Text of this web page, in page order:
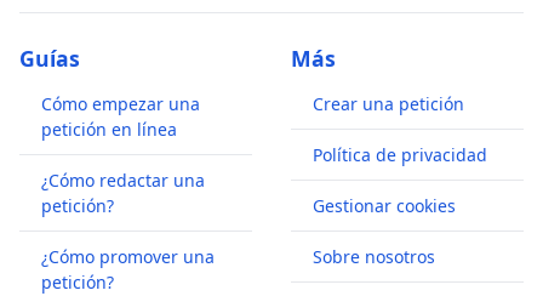
Guías
Cómo empezar una
petición en línea
¿Cómo redactar una
petición?
¿Cómo promover una
petición?
Más
Crear una petición
Política de privacidad
Gestionar cookies
Sobre nosotros